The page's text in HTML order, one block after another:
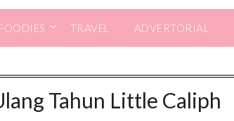
TRAVEL ADVERTORIAL
Tahun Little Caliph